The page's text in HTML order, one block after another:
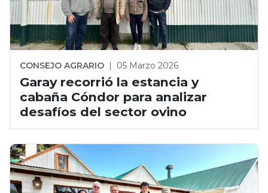
CONSEJO AGRARIO | 05 Marzo 2026
Garay recorrió la estancia y
cabaña Cóndor para analizar
desafíos del sector ovino